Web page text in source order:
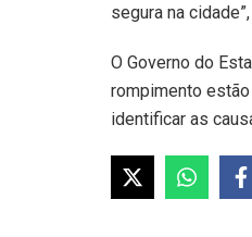
segura na
O Governo do
rompimento
identificar as